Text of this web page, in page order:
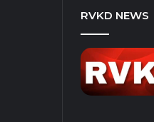
RVKD NEWS